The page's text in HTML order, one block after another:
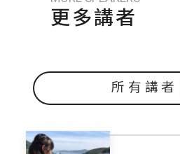
更多講者
所有講者